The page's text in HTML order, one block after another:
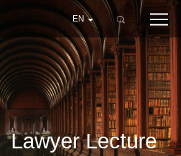
EN
Lawyer Lecture